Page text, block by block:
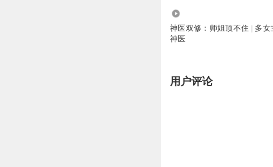
神医双修：师姐顶不住 | 多女
神医
用户评论